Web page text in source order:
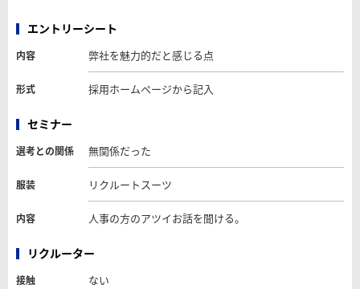
エントリーシート
内容 弊社を魅力的だと感じる点
形式 採用ホームページから記入
セミナー
選考との関係 無関係だった
服装 リクルートスーツ
内容 人事の方のアツイお話を聞ける。
リクルーター
接触 ない